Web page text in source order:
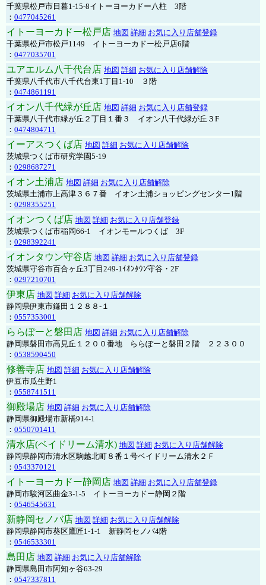
千葉県松戸市日暮1-15-8イトーヨーカドー八柱 3階
： 0477045261
イトーヨーカドー松戸店 地図 詳細 お気に入り店舗登録
千葉県松戸市松戸1149 イトーヨーカドー松戸店6階
： 0477035701
ユアエルム八千代台店 地図 詳細 お気に入り店舗解除
千葉県八千代市八千代台東1丁目1-10 ３階
： 0474861191
イオン八千代緑が丘店 地図 詳細 お気に入り店舗登録
千葉県八千代市緑が丘２丁目１番３ イオン八千代緑が丘３F
： 0474804711
イーアスつくば店 地図 詳細 お気に入り店舗解除
茨城県つくば市研究学園5-19
： 0298687271
イオン土浦店 地図 詳細 お気に入り店舗解除
茨城県土浦市上高津３６７番 イオン土浦ショッピングセンター1階
： 0298355251
イオンつくば店 地図 詳細 お気に入り店舗登録
茨城県つくば市稲岡66-1 イオンモールつくば 3F
： 0298392241
イオンタウン守谷店 地図 詳細 お気に入り店舗登録
茨城県守谷市百合ヶ丘3丁目249-1ｲｵﾝﾀｳﾝ守谷・2F
： 0297210701
伊東店 地図 詳細 お気に入り店舗解除
静岡県伊東市鎌田１２８８-１
： 0557353001
ららぽーと磐田店 地図 詳細 お気に入り店舗解除
静岡県磐田市高見丘１２００番地 ららぽーと磐田２階 ２２３００
： 0538590450
修善寺店 地図 詳細 お気に入り店舗解除
伊豆市瓜生野1
： 0558741511
御殿場店 地図 詳細 お気に入り店舗解除
静岡県御殿場市新橋914-1
： 0550701411
清水店(ベイドリーム清水) 地図 詳細 お気に入り店舗解除
静岡県静岡市清水区駒越北町８番１号ベイドリーム清水２Ｆ
： 0543370121
イトーヨーカドー静岡店 地図 詳細 お気に入り店舗登録
静岡市駿河区曲金3-1-5 イトーヨーカドー静岡２階
： 0546545631
新静岡セノバ店 地図 詳細 お気に入り店舗解除
静岡県静岡市葵区鷹匠1-1-1 新静岡セノバ4階
： 0546533301
島田店 地図 詳細 お気に入り店舗解除
静岡県島田市阿知ヶ谷63-29
： 0547337811